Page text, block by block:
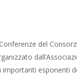
del
importanti esponenti